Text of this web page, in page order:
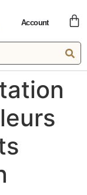
Account